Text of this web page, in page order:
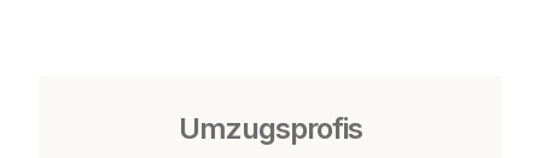
Umzugsprofis